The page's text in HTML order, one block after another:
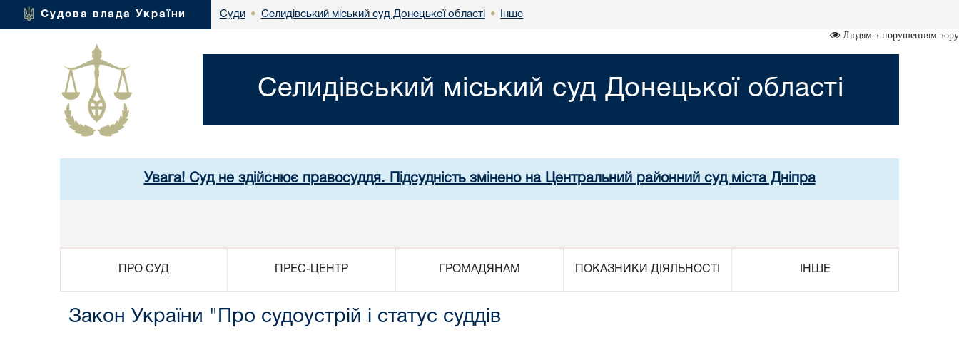
Судова влада України Суди • Селидівський міський суд Донецької області • Інше
Людям з порушенням зору
Селидівський міський суд Донецької області
Увага! Суд не здійснює правосуддя. Підсудність змінено на Центральний районний суд міста Дніпра
ПРО СУД ПРЕС-ЦЕНТР ГРОМАДЯНАМ ПОКАЗНИКИ ДІЯЛЬНОСТІ ІНШЕ
Закон України "Про судоустрій і статус суддів